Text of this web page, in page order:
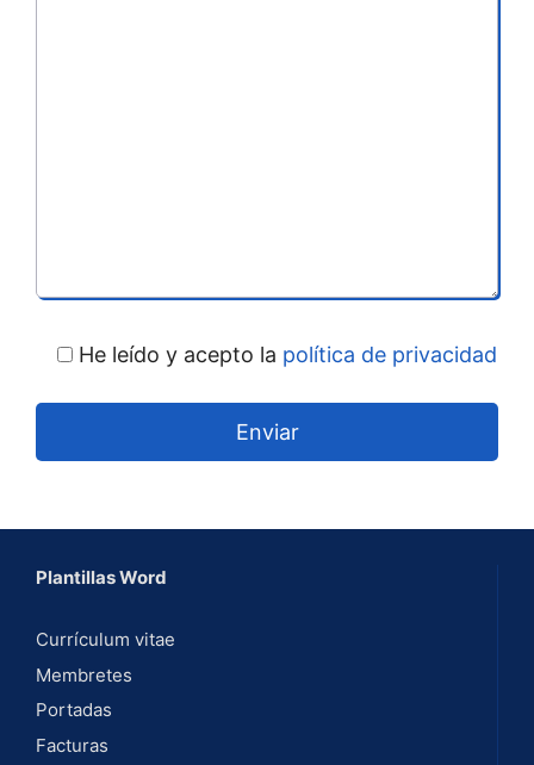
He leído y acepto la política de privacidad
t
r
n
a
t
Plantillas Word
Currículum vitae
Membretes
Portadas
Facturas